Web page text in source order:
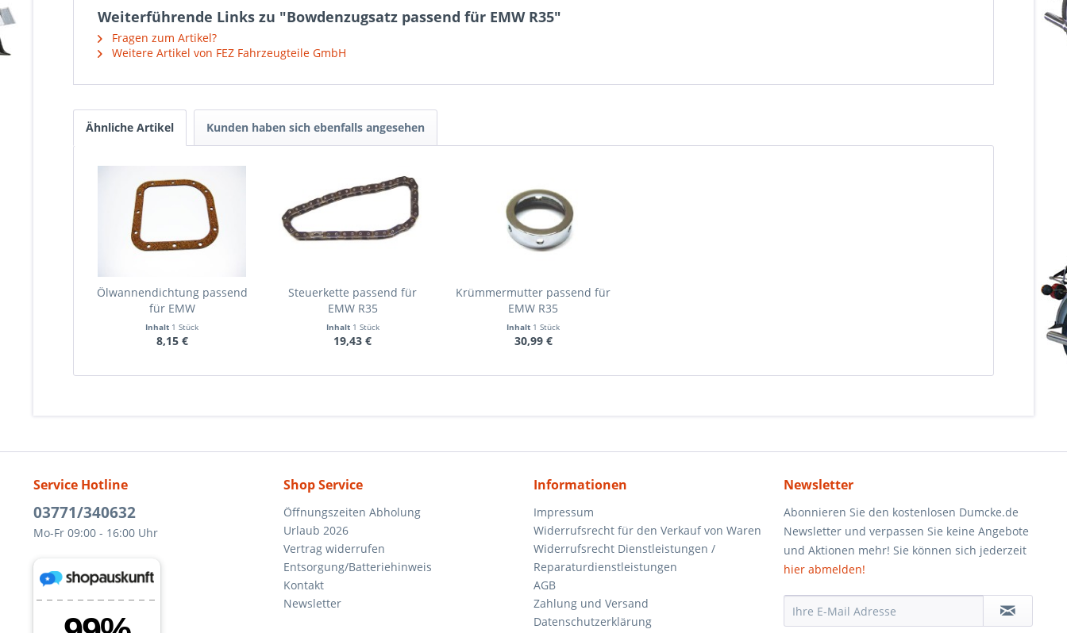
Weiterführende Links zu "Bowdenzugsatz passend für EMW R35"
Fragen zum Artikel?
Weitere Artikel von FEZ Fahrzeugteile GmbH
Ähnliche Artikel Kunden haben sich ebenfalls angesehen
Ölwannendichtung passend
für EMW
Inhalt 1 Stück
8,15 €
Steuerkette passend für
EMW R35
Inhalt 1 Stück
19,43 €
Krümmermutter passend für
EMW R35
Inhalt 1 Stück
30,99 €
Service Hotline
03771/340632
Mo-Fr 09:00 - 16:00 Uhr
Shop Service
Öffnungszeiten Abholung
Urlaub 2026
Vertrag widerrufen
Entsorgung/Batteriehinweis
Kontakt
Newsletter
Informationen
Impressum
Widerrufsrecht für den Verkauf von Waren
Widerrufsrecht Dienstleistungen /
Reparaturdienstleistungen
AGB
Zahlung und Versand
Datenschutzerklärung
Newsletter
Abonnieren Sie den kostenlosen Dumcke.de
Newsletter und verpassen Sie keine Angebote
und Aktionen mehr! Sie können sich jederzeit
hier abmelden!